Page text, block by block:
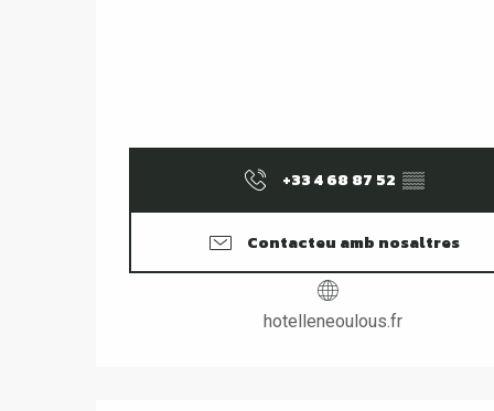
+33 4 68 87 52 ▒▒
Contacteu amb nosaltres
hotelleneoulous.fr